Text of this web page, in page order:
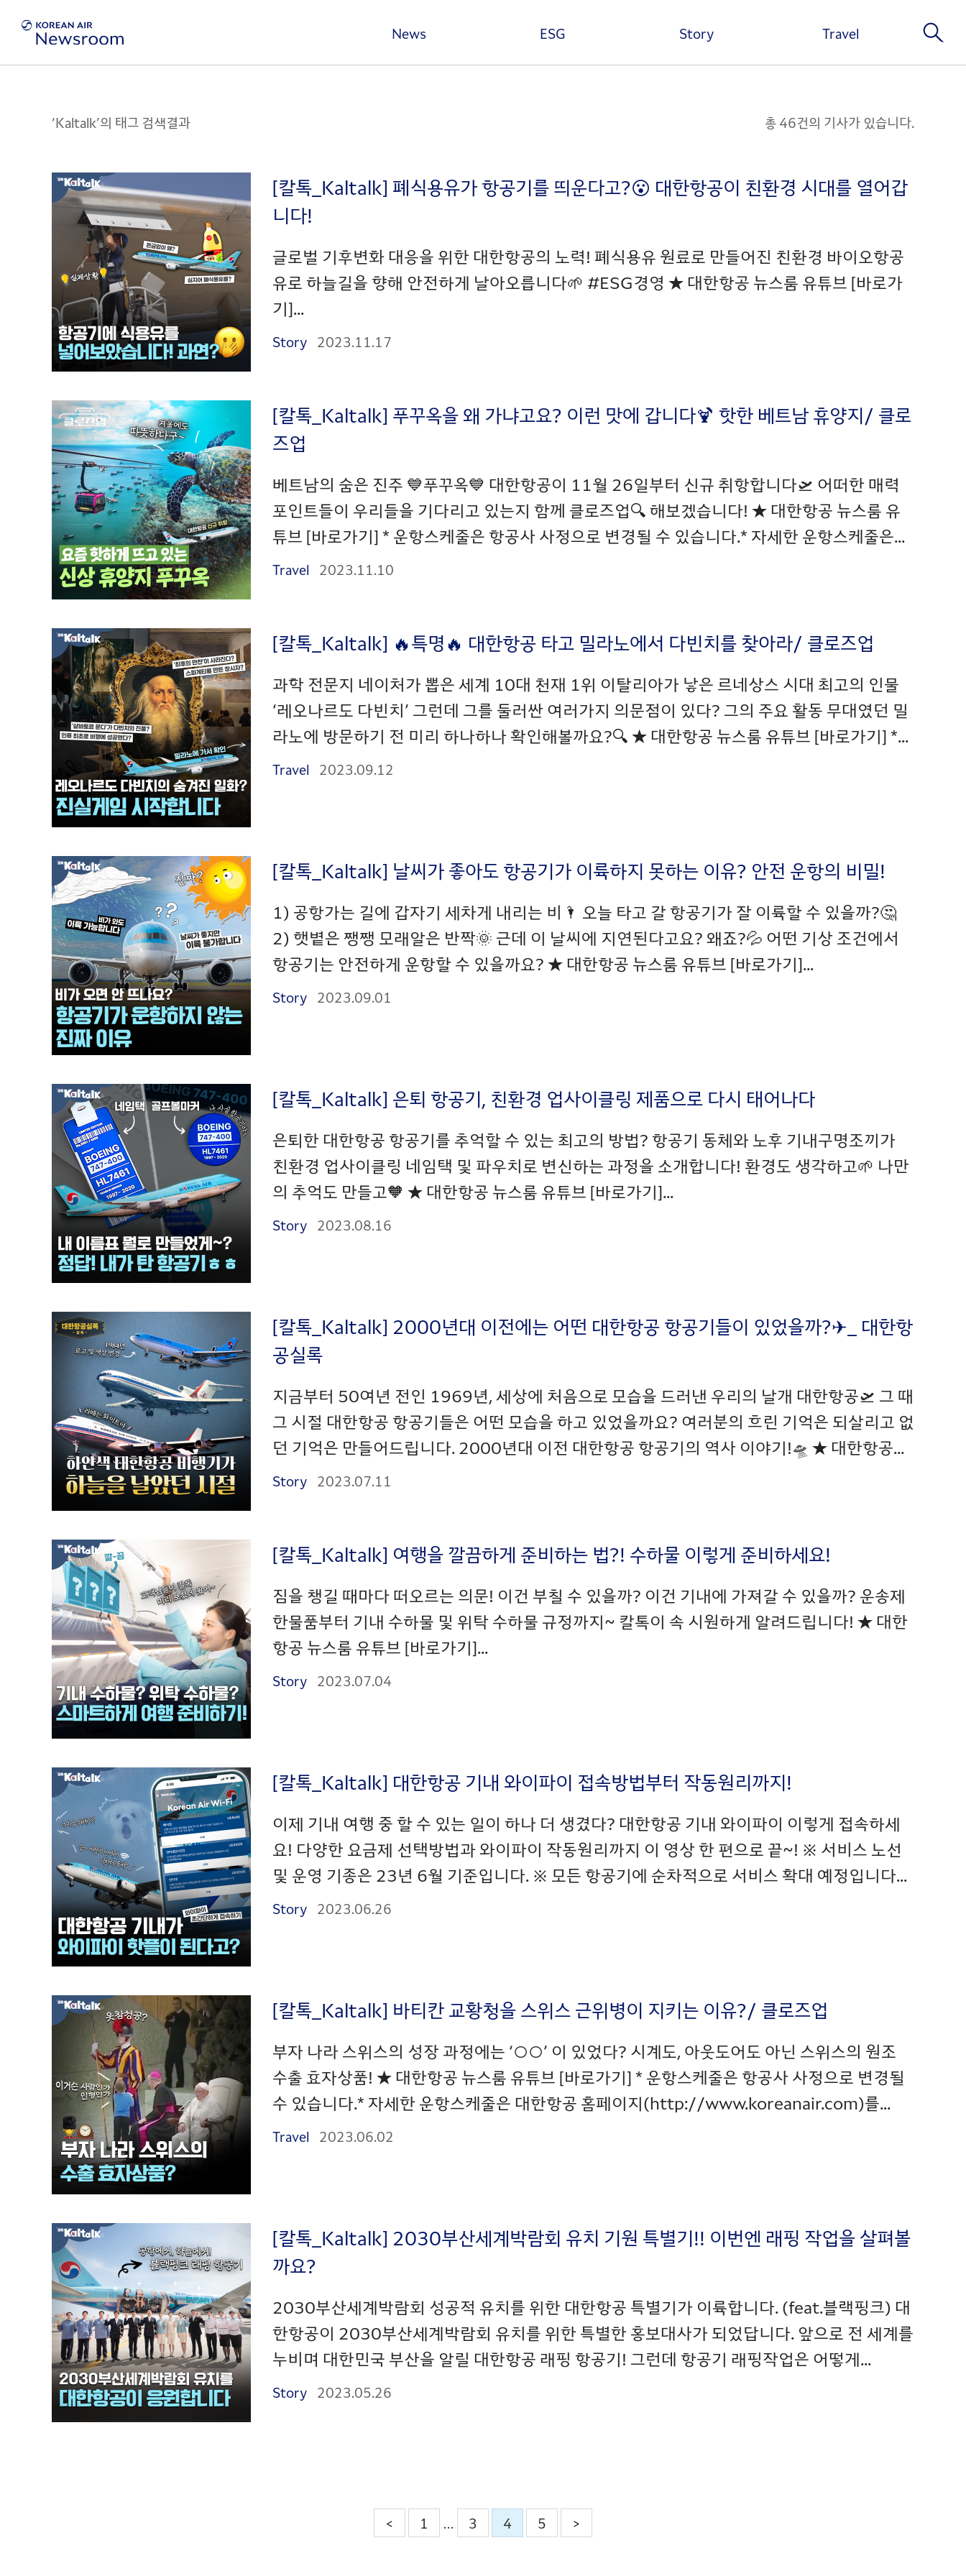
News ESG Story Travel
‘Kaltalk’의 태그 검색결과 총 46건의 기사가 있습니다.
[칼톡_Kaltalk] 폐식용유가 항공기를 띄운다고?😮 대한항공이 친환경 시대를 열어갑
니다!
글로벌 기후변화 대응을 위한 대한항공의 노력! 폐식용유 원료로 만들어진 친환경 바이오항공
유로 하늘길을 향해 안전하게 날아오릅니다🌱 #ESG경영 ★ 대한항공 뉴스룸 유튜브 [바로가
기]...
Story 2023.11.17
[칼톡_Kaltalk] 푸꾸옥을 왜 가냐고요? 이런 맛에 갑니다🍹 핫한 베트남 휴양지/ 클로
즈업
베트남의 숨은 진주 💙푸꾸옥💙 대한항공이 11월 26일부터 신규 취항합니다🛫 어떠한 매력
포인트들이 우리들을 기다리고 있는지 함께 클로즈업🔍 해보겠습니다! ★ 대한항공 뉴스룸 유
튜브 [바로가기] * 운항스케줄은 항공사 사정으로 변경될 수 있습니다.* 자세한 운항스케줄은...
Travel 2023.11.10
[칼톡_Kaltalk] 🔥특명🔥 대한항공 타고 밀라노에서 다빈치를 찾아라/ 클로즈업
과학 전문지 네이처가 뽑은 세계 10대 천재 1위 이탈리아가 낳은 르네상스 시대 최고의 인물
‘레오나르도 다빈치’ 그런데 그를 둘러싼 여러가지 의문점이 있다? 그의 주요 활동 무대였던 밀
라노에 방문하기 전 미리 하나하나 확인해볼까요?🔍 ★ 대한항공 뉴스룸 유튜브 [바로가기] *...
Travel 2023.09.12
[칼톡_Kaltalk] 날씨가 좋아도 항공기가 이륙하지 못하는 이유? 안전 운항의 비밀!
1) 공항가는 길에 갑자기 세차게 내리는 비🌂 오늘 타고 갈 항공기가 잘 이륙할 수 있을까?🤔
2) 햇볕은 쨍쨍 모래알은 반짝🌞 근데 이 날씨에 지연된다고요? 왜죠?💦 어떤 기상 조건에서
항공기는 안전하게 운항할 수 있을까요? ★ 대한항공 뉴스룸 유튜브 [바로가기]...
Story 2023.09.01
[칼톡_Kaltalk] 은퇴 항공기, 친환경 업사이클링 제품으로 다시 태어나다
은퇴한 대한항공 항공기를 추억할 수 있는 최고의 방법? 항공기 동체와 노후 기내구명조끼가
친환경 업사이클링 네임택 및 파우치로 변신하는 과정을 소개합니다! 환경도 생각하고🌱 나만
의 추억도 만들고🧡 ★ 대한항공 뉴스룸 유튜브 [바로가기]...
Story 2023.08.16
[칼톡_Kaltalk] 2000년대 이전에는 어떤 대한항공 항공기들이 있었을까?✈_ 대한항
공실록
지금부터 50여년 전인 1969년, 세상에 처음으로 모습을 드러낸 우리의 날개 대한항공🛫 그 때
그 시절 대한항공 항공기들은 어떤 모습을 하고 있었을까요? 여러분의 흐린 기억은 되살리고 없
던 기억은 만들어드립니다. 2000년대 이전 대한항공 항공기의 역사 이야기!🛸 ★ 대한항공...
Story 2023.07.11
[칼톡_Kaltalk] 여행을 깔끔하게 준비하는 법?! 수하물 이렇게 준비하세요!
짐을 챙길 때마다 떠오르는 의문! 이건 부칠 수 있을까? 이건 기내에 가져갈 수 있을까? 운송제
한물품부터 기내 수하물 및 위탁 수하물 규정까지~ 칼톡이 속 시원하게 알려드립니다! ★ 대한
항공 뉴스룸 유튜브 [바로가기]...
Story 2023.07.04
[칼톡_Kaltalk] 대한항공 기내 와이파이 접속방법부터 작동원리까지!
이제 기내 여행 중 할 수 있는 일이 하나 더 생겼다? 대한항공 기내 와이파이 이렇게 접속하세
요! 다양한 요금제 선택방법과 와이파이 작동원리까지 이 영상 한 편으로 끝~! ※ 서비스 노선
및 운영 기종은 23년 6월 기준입니다. ※ 모든 항공기에 순차적으로 서비스 확대 예정입니다...
Story 2023.06.26
[칼톡_Kaltalk] 바티칸 교황청을 스위스 근위병이 지키는 이유?/ 클로즈업
부자 나라 스위스의 성장 과정에는 ‘○○’ 이 있었다? 시계도, 아웃도어도 아닌 스위스의 원조
수출 효자상품! ★ 대한항공 뉴스룸 유튜브 [바로가기] * 운항스케줄은 항공사 사정으로 변경될
수 있습니다.* 자세한 운항스케줄은 대한항공 홈페이지(http://www.koreanair.com)를...
Travel 2023.06.02
[칼톡_Kaltalk] 2030부산세계박람회 유치 기원 특별기!! 이번엔 래핑 작업을 살펴볼
까요?
2030부산세계박람회 성공적 유치를 위한 대한항공 특별기가 이륙합니다. (feat.블랙핑크) 대
한항공이 2030부산세계박람회 유치를 위한 특별한 홍보대사가 되었답니다. 앞으로 전 세계를
누비며 대한민국 부산을 알릴 대한항공 래핑 항공기! 그런데 항공기 래핑작업은 어떻게...
Story 2023.05.26
< 1 … 3 4 5 >